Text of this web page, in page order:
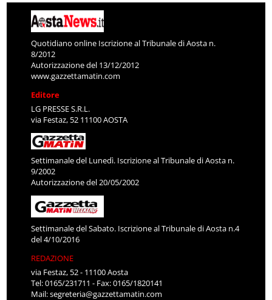
Quotidiano online Iscrizione al Tribunale di Aosta n.
8/2012
Autorizzazione del 13/12/2012
www.gazzettamatin.com
Editore
LG PRESSE S.R.L.
via Festaz, 52 11100 AOSTA
Settimanale del Lunedì. Iscrizione al Tribunale di Aosta n.
9/2002
Autorizzazione del 20/05/2002
Settimanale del Sabato. Iscrizione al Tribunale di Aosta n.4
del 4/10/2016
REDAZIONE
via Festaz, 52 - 11100 Aosta
Tel: 0165/231711 - Fax: 0165/1820141
Mail:segreteria@gazzettamatin.com